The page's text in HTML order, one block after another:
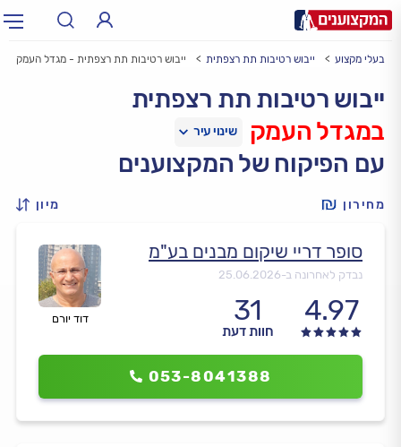
עירעיר: תל אביב, חיפה…
בעלי מקצוע ייבוש רטיבות תת רצפתית ייבוש רטיבות תת רצפתית - מגדל העמק
ייבוש רטיבות תת רצפתית
במגדל העמק
עם הפיקוח של המקצוענים
מחירון מיון
דוד יורם
סופר דריי שיקום מבנים בע"מ
נבדק לאחרונה ב-25.06.2026
4.97
31
חוות דעת
053-8041388